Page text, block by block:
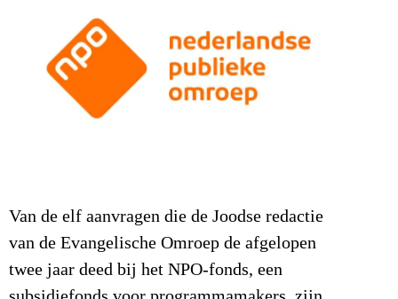
Van de elf aanvragen die de Joodse redactie
van de Evangelische Omroep de afgelopen
twee jaar deed bij het NPO-fonds, een